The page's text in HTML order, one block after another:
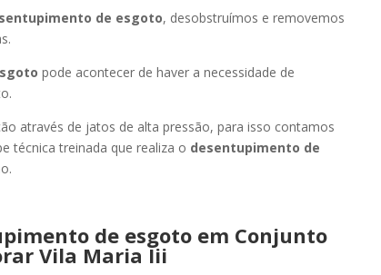
de esgoto, desobstruímos e removemos
pode acontecer de haver a necessidade de
através de jatos de alta pressão, para isso contamos
técnica treinada que realiza o desentupimento de
de esgoto em Conjunto
Vila Maria Iii